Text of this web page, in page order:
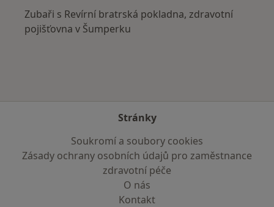
Zubaři s Revírní bratrská pokladna, zdravotní
pojišťovna v Šumperku
Stránky
Soukromí a soubory cookies
Zásady ochrany osobních údajů pro zaměstnance
zdravotní péče
O nás
Kontakt